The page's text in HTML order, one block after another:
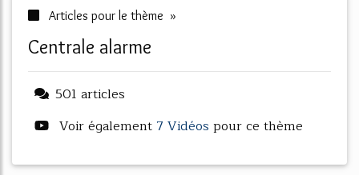
Articles pour le thème »
centrale alarme
501 articles
Voir également 7 Vidéos pour ce thème